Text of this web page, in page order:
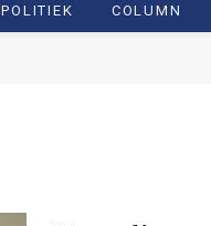
POLITIEK COLUMN